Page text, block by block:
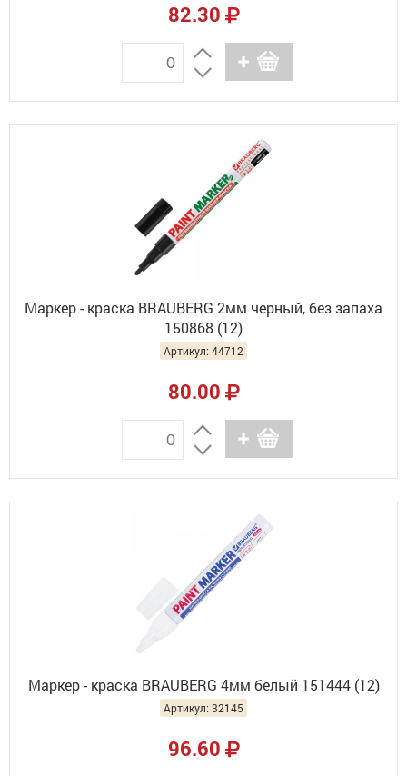
82.30
Маркер - краска BRAUBERG 2мм черный, без запаха
150868 (12)
Артикул: 44712
80.00
Маркер - краска BRAUBERG 4мм белый 151444 (12)
Артикул: 32145
96.60